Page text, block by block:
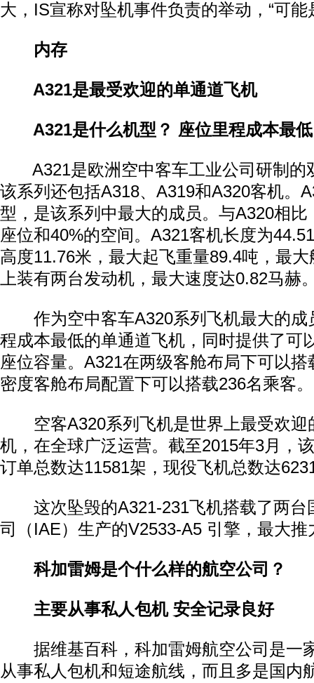
大，IS宣称对坠机事件负责的举动，“可能
内存
A321是最受欢迎的单通道飞机
A321是什么机型？ 座位里程成本最低
A321是欧洲空中客车工业公司研制的
该系列还包括A318、A319和A320客机。
型，是该系列中最大的成员。与A320相比
座位和40%的空间。A321客机长度为
高度11.76米，最大起飞重量89.4吨，最
上装有两台发动机，最大速度达0.82马赫
作为空中客车A320系列飞机最大的成
程成本最低的单通道飞机，同时提供了可
座位容量。A321在两级客舱布局下可以
密度客舱布局配置下可以搭载236名乘客。
空客A320系列飞机是世界上最受欢迎
机，在全球广泛运营。截至2015年3月，
订单总数达11581架，现役飞机总数达
这次坠毁的A321-231飞机搭载了两台
司（IAE）生产的V2533-A5 引擎，最大推
科加雷姆是个什么样的航空公司？
主要从事私人包机 安全记录良好
据维基百科，科加雷姆航空公司是一
从事私人包机和短途航线，而且多是国内